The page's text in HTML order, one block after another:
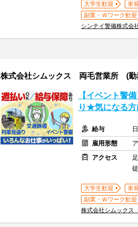
大学生歓迎 単
副業・Ｗワーク歓迎
シンテイ警備株式会
株式会社シムックス 両毛営業所 (勤
【イベント警
り★気になる方
給与
雇用形態
アクセス
大学生歓迎 単
副業・Ｗワーク歓迎
株式会社シムックス